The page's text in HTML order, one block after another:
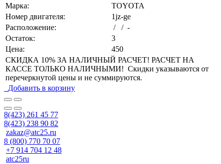
Марка:
TOYOTA
Номер двигателя:
1jz-ge
Расположение:
/ / -
Остаток:
3
Цена:
450
СКИДКА 10% ЗА НАЛИЧНЫЙ РАСЧЕТ! РАСЧЕТ НА
КАССЕ ТОЛЬКО НАЛИЧНЫМИ! Скидки указываются от
перечеркнутой цены и не суммируются.
Добавить в корзину
8(423) 261 45 77
8(423) 238 90 82
zakaz@atc25.ru
8 (800) 770 70 07
+7 914 704 12 48
atc25ru